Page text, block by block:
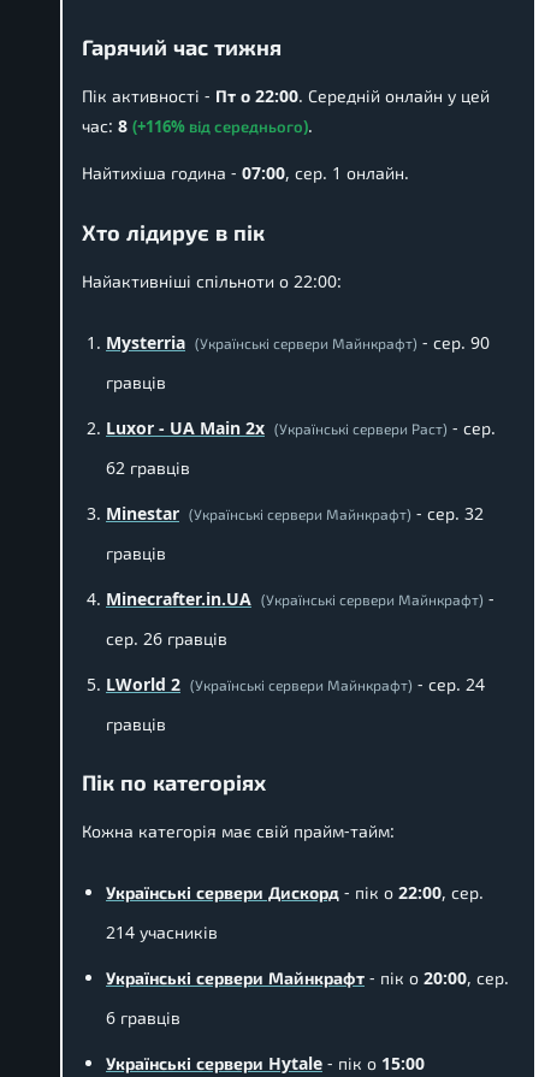
Гарячий час тижня
Пік активності - Пт о 22:00. Середній онлайн у цей
час: 8 (+116% від середнього).
Найтихіша година - 07:00, сер. 1 онлайн.
Хто лідирує в пік
Найактивніші спільноти о 22:00:
Mysterria (Українські сервери Майнкрафт) - сер. 90
гравців
Luxor - UA Main 2x (Українські сервери Раст) - сер.
62 гравців
Minestar (Українські сервери Майнкрафт) - сер. 32
гравців
Minecrafter.in.UA (Українські сервери Майнкрафт) -
сер. 26 гравців
LWorld 2 (Українські сервери Майнкрафт) - сер. 24
гравців
Пік по категоріях
Кожна категорія має свій прайм-тайм:
Українські сервери Дискорд - пік о 22:00, сер.
214 учасників
Українські сервери Майнкрафт - пік о 20:00, сер.
6 гравців
Українські сервери Hytale - пік о 15:00